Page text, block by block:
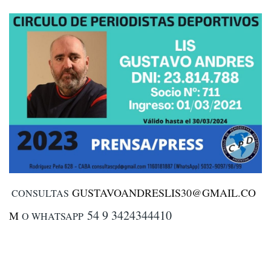
CONSULTAS GUSTAVOANDRESLIS30@GMAIL.CO
M O WHATSAPP 54 9 3424344410